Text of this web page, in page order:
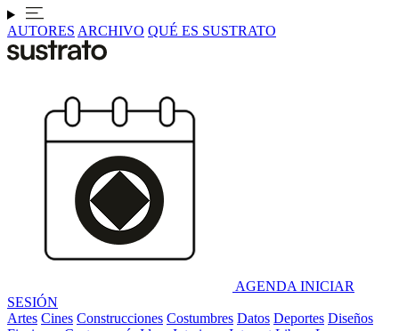
AUTORES ARCHIVO QUÉ ES SUSTRATO
AGENDA INICIAR
SESIÓN
Artes Cines Construcciones Costumbres Datos Deportes Diseños